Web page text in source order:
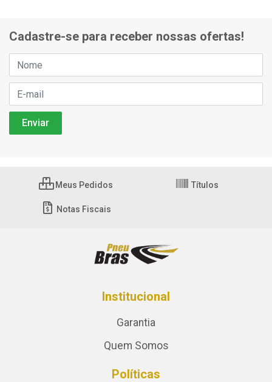
Cadastre-se para receber nossas ofertas!
Meus Pedidos Títulos
Notas Fiscais
Institucional
Garantia
Quem Somos
Políticas